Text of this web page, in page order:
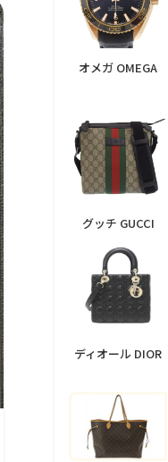
オメガ OMEGA
グッチ GUCCI
ディオール DIOR